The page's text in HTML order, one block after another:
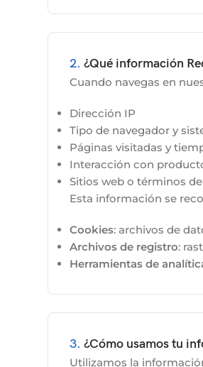
2. ¿Qué información
Cuando navegas en
Dirección IP
Tipo de navegador y
Páginas visitadas y
Interacción con
Sitios web o términos
Esta información se
Cookies: archivos de
Archivos de registro:
Herramientas de
3. ¿Cómo usamos tu
Utilizamos la